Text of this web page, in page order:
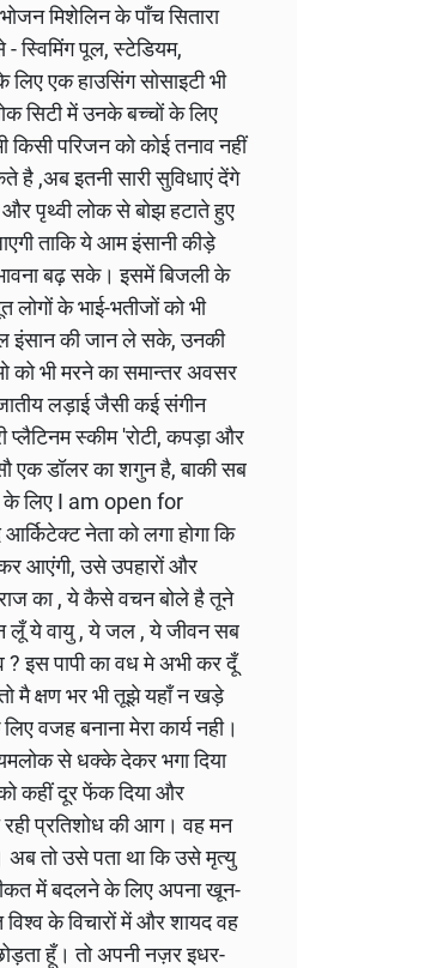
मिशेलिन के पाँच सितारा
- स्विमिंग पूल, स्टेडियम,
लिए एक हाउसिंग सोसाइटी भी
सिटी में उनके बच्चों के लिए
परिजन को कोई तनाव नहीं
,अब इतनी सारी सुविधाएं देंगे
पृथ्वी लोक से बोझ हटाते हुए
ताकि ये आम इंसानी कीड़े
बढ़ सके। इसमें बिजली के
के भाई-भतीजों को भी
इंसान की जान ले सके, उनकी
को भी मरने का समान्तर अवसर
लड़ाई जैसी कई संगीन
प्लैटिनम स्कीम 'रोटी, कपड़ा और
एक डॉलर का शगुन है, बाकी सब
के लिए I am open for
नेता को लगा होगा कि
आएंगी, उसे उपहारों और
का , ये कैसे वचन बोले है तूने
लूँ ये वायु , ये जल , ये जीवन सब
? इस पापी का वध मे अभी कर दूँ
मै क्षण भर भी तूझे यहाँ न खड़े
वजह बनाना मेरा कार्य नही।
से धक्के देकर भगा दिया
कहीं दूर फेंक दिया और
प्रतिशोध की आग। वह मन
अब तो उसे पता था कि उसे मृत्यु
में बदलने के लिए अपना खून-
के विचारों में और शायद वह
हूँ। तो अपनी नज़र इधर-